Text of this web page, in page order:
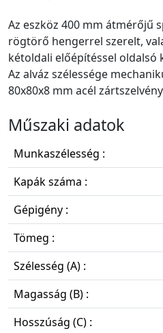
Az eszköz 400 mm átmérőjű
rögtörő hengerrel szerelt,
kétoldali előépítéssel oldalsó
Az alváz szélessége
80x80x8 mm acél
Műszaki adatok
Munkaszélesség :
Kapák száma :
Gépigény :
Tömeg :
Szélesség (A) :
Magasság (B) :
Hosszúság (C) :